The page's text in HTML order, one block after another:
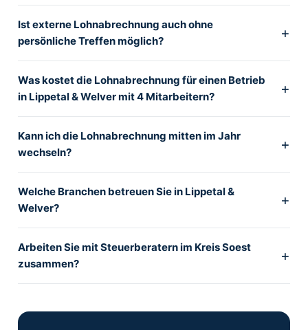
Ist externe Lohnabrechnung auch ohne
persönliche Treffen möglich?
Was kostet die Lohnabrechnung für einen Betrieb
in Lippetal & Welver mit 4 Mitarbeitern?
Kann ich die Lohnabrechnung mitten im Jahr
wechseln?
Welche Branchen betreuen Sie in Lippetal &
Welver?
Arbeiten Sie mit Steuerberatern im Kreis Soest
zusammen?